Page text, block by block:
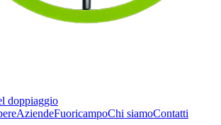
doppiaggio
AziendeFuoricampoChi siamoContatti